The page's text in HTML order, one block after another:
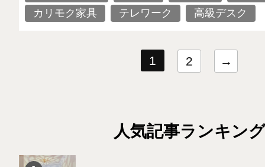
カリモク家具
テレワーク 高級デスク
1 2 →
人気記事ランキング